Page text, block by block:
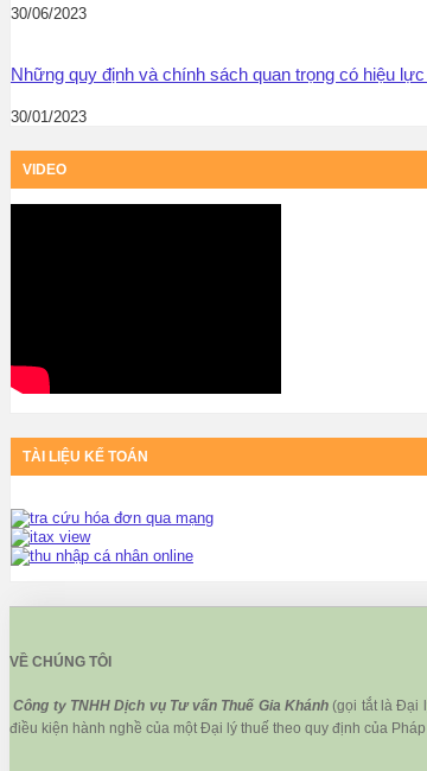
30/06/2023
Những quy định và chính sách quan trọng có hiệu
30/01/2023
VIDEO
TÀI LIỆU KẾ TOÁN
VỀ CHÚNG TÔI
Công ty TNHH Dịch vụ Tư vấn Thuế Gia Khánh (gọi tắt là Đại
điều kiện hành nghề của một Đại lý thuế theo quy định của